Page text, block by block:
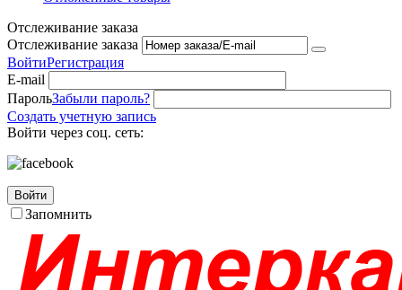
Отслеживание заказа
Отслеживание заказа
ВойтиРегистрация
E-mail
ПарольЗабыли пароль?
Создать учетную запись
Войти через соц. сеть:
Войти
Запомнить